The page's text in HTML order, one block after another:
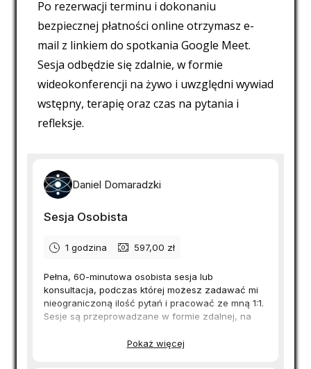
Po rezerwacji terminu i dokonaniu
bezpiecznej płatności online otrzymasz e-
mail z linkiem do spotkania Google Meet.
Sesja odbędzie się zdalnie, w formie
wideokonferencji na żywo i uwzględni wywiad
wstępny, terapię oraz czas na pytania i
refleksje.